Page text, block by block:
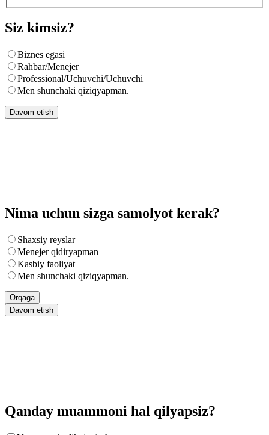
Siz kimsiz?
Biznes egasi
Rahbar/Menejer
Professional/Uchuvchi/Uchuvchi
Men shunchaki qiziqyapman.
Davom etish
Nima uchun sizga samolyot kerak?
Shaxsiy reyslar
Menejer qidiryapman
Kasbiy faoliyat
Men shunchaki qiziqyapman.
Orqaga
Davom etish
Qanday muammoni hal qilyapsiz?